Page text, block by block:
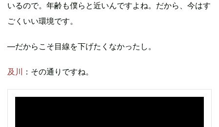
いるので。年齢も僕らと近いんですよね。だから、今はす
ごくいい環境です。
―だからこそ目線を下げたくなかったし。
及川 ：その通りですね。